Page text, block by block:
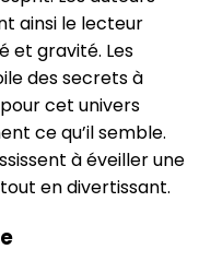
ainsi le lecteur
et gravité. Les
des secrets à
cet univers
ce qu’il semble.
à éveiller une
en divertissant.